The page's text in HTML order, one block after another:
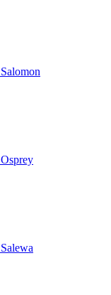
Salomon
Osprey
Salewa